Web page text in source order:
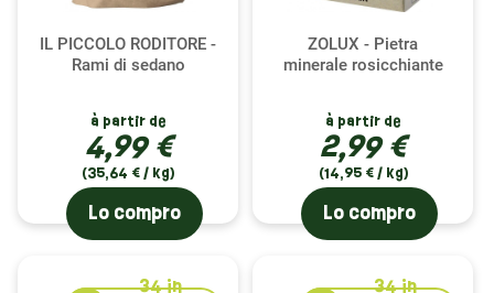
IL PICCOLO RODITORE -
Rami di sedano
à partir de
4,99 €
(35,64 € / kg)
Lo compro
ZOLUX - Pietra
minerale rosicchiante
à partir de
2,99 €
(14,95 € / kg)
Lo compro
34in
34in